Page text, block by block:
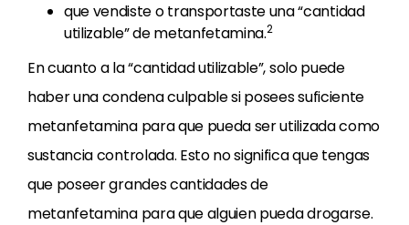
que vendiste o transportaste una “cantidad
utilizable” de metanfetamina.2
En cuanto a la “cantidad utilizable”, solo puede
haber una condena culpable si posees suficiente
metanfetamina para que pueda ser utilizada como
sustancia controlada. Esto no significa que tengas
que poseer grandes cantidades de
metanfetamina para que alguien pueda drogarse.